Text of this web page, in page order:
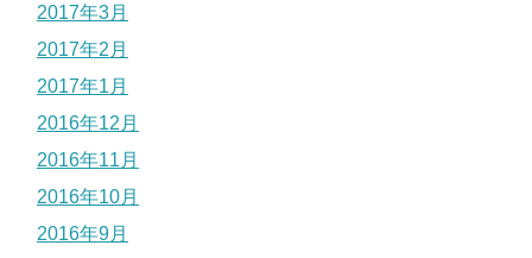
2017年3月
2017年2月
2017年1月
2016年12月
2016年11月
2016年10月
2016年9月